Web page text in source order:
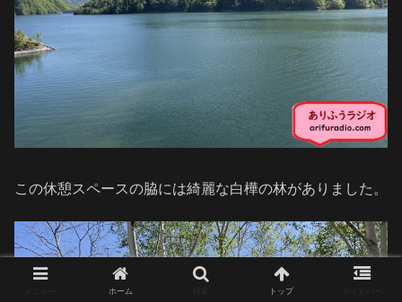
この休憩スペースの脇には綺麗な白樺の林がありました。
ホーム トップ